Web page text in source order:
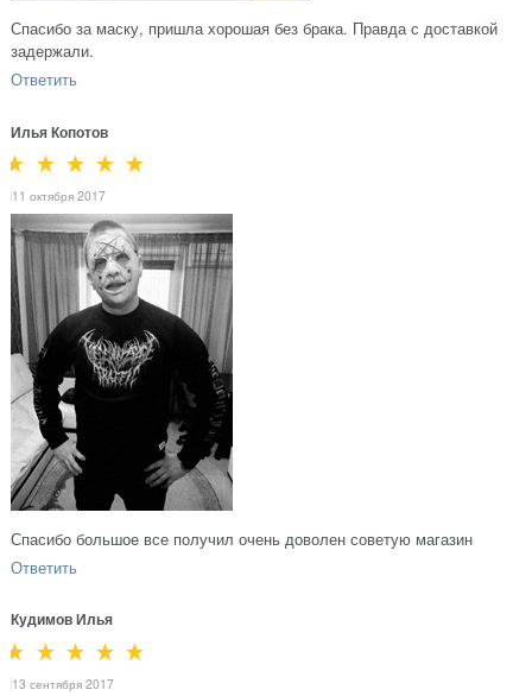
Спасибо за маску, пришла хорошая без брака. Правда с доставкой
задержали.
Ответить
Илья Копотов
11 октября 2017
Спасибо большое все получил очень доволен советую магазин
Ответить
Кудимов Илья
13 сентября 2017